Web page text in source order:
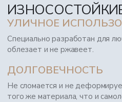
УЛИЧНОЕ
Специально разработан для
облезает и не ржавеет.
ДОЛГОВЕЧНОСТЬ
Не сломается и не
того же материала, что и